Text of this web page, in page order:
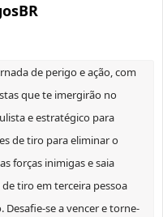
de perigo e ação, com
que te imergirão no
e estratégico para
de tiro para eliminar o
forças inimigas e saia
tiro em terceira pessoa
se a vencer e torne-